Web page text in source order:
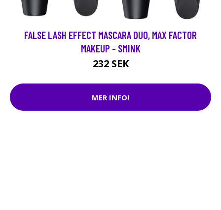
FALSE LASH EFFECT MASCARA DUO, MAX FACTOR
MAKEUP - SMINK
232 SEK
MER INFO!